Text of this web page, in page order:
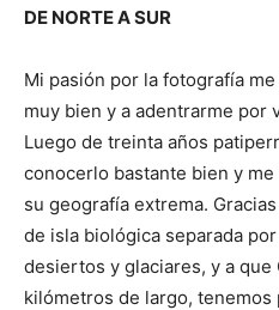
DE NORTE A SUR
Mi pasión por la fotografía
muy bien y a adentrarme por
Luego de treinta años
conocerlo bastante bien y
su geografía extrema.
de isla biológica separada
desiertos y glaciares, y a
kilómetros de largo,